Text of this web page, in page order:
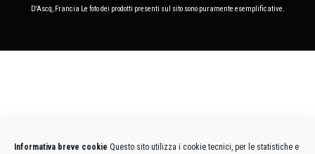
Informativa breve cookie Questo sito utilizza i cookie tecnici, per le statistiche e
D'Ascq, Francia Le foto dei prodotti presenti sul sito sono puramente esemplificative.